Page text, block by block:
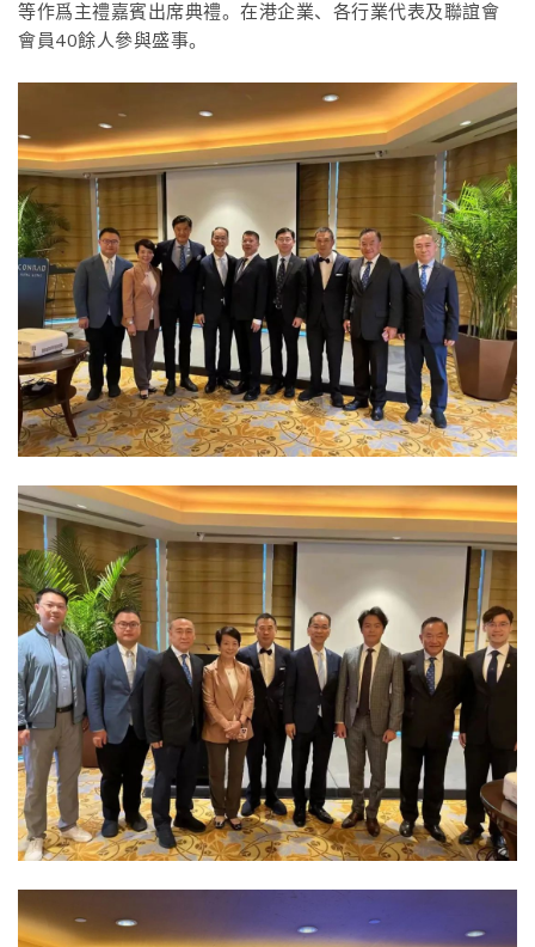
等作爲主禮嘉賓出席典禮。在港企業、各行業代表及聯誼會
會員40餘人參與盛事。